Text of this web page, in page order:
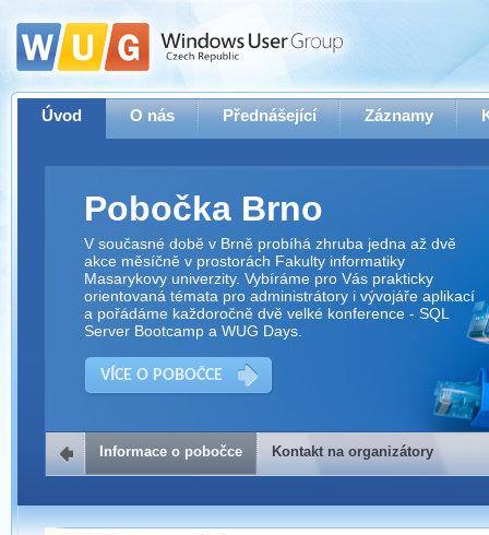
Úvod O nás Přednášející Záznamy
Pobočka Brno
V současné době v Brně probíhá zhruba jedna až dvě
akce měsíčně v prostorách Fakulty informatiky
Masarykovy univerzity. Vybíráme pro Vás prakticky
orientovaná témata pro administrátory i vývojáře aplikací
a pořádáme každoročně dvě velké konference - SQL
Server Bootcamp a WUG Days.
VÍCE O POBOČCE
Kontakt na organizátory
Pokud máte jakýkoliv dotaz na organizátory této akce,
prosím neváhejte nás kontaktovat na e-mailu:
Informace o pobočce Kontakt na organizátory